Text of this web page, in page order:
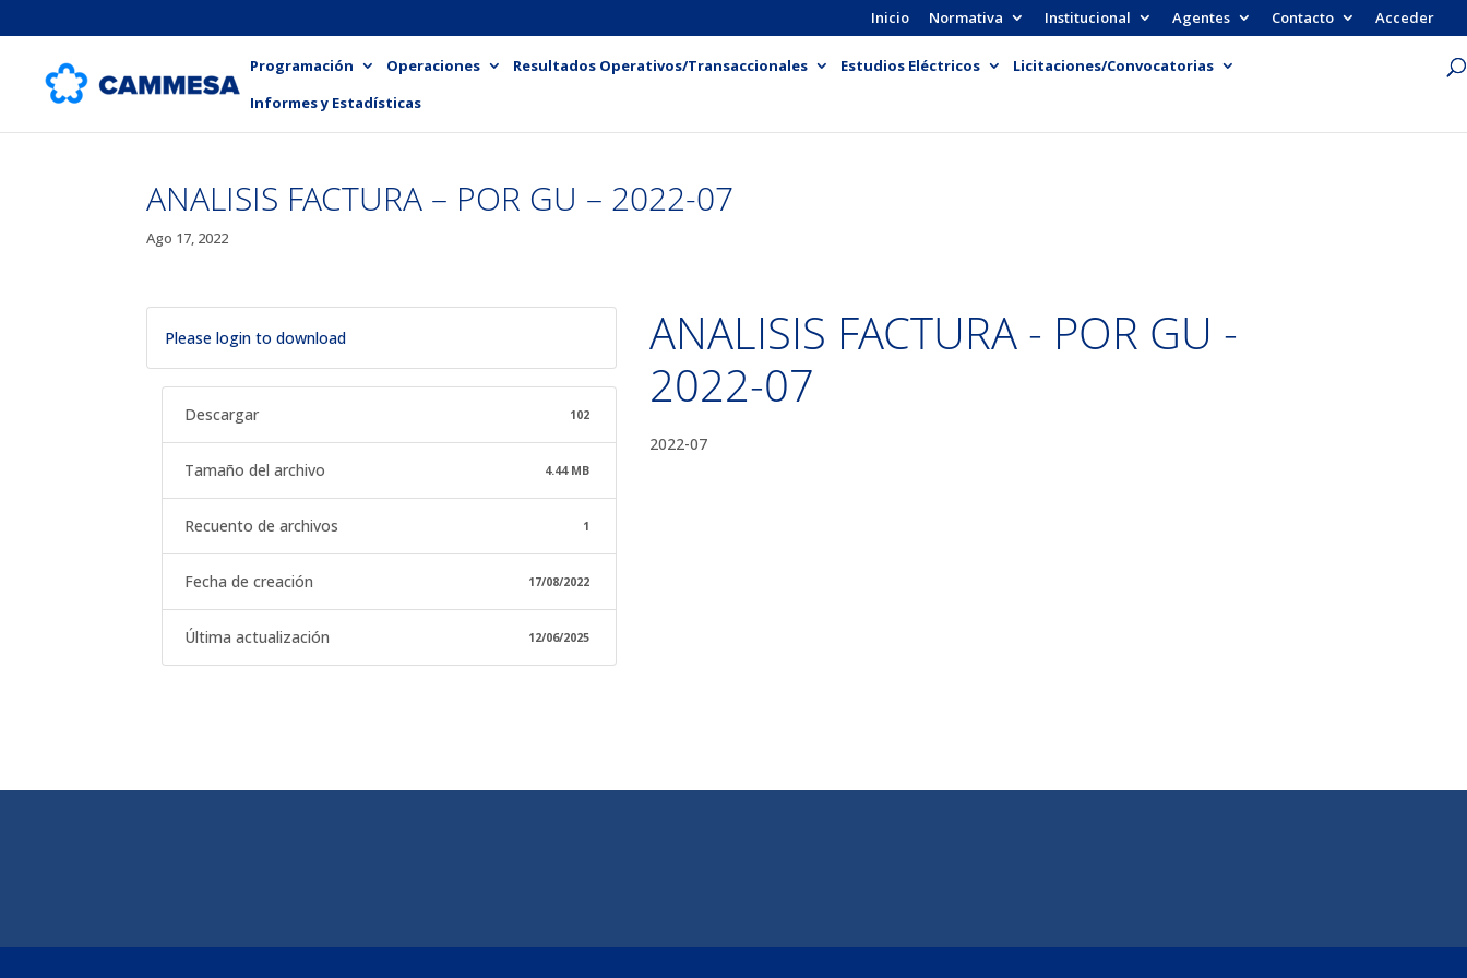
Inicio Normativa Institucional Agentes Contacto Acceder
Programación Operaciones Resultados Operativos/Transaccionales Estudios Eléctricos
Licitaciones/Convocatorias
Informes y Estadísticas
ANALISIS FACTURA – POR GU – 2022-07
Ago 17, 2022
Please login to download
Descargar 102
Tamaño del archivo 4.44 MB
Recuento de archivos 1
Fecha de creación 17/08/2022
Última actualización 12/06/2025
ANALISIS FACTURA - POR GU -
2022-07
2022-07